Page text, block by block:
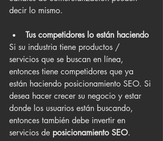
decir lo mismo.
Tus competidores lo están haciendo
Si su industria tiene productos /
servicios que se buscan en línea,
entonces tiene competidores que ya
están haciendo posicionamiento SEO. Si
desea hacer crecer su negocio y estar
donde los usuarios están buscando,
entonces también debe invertir en
servicios de posicionamiento SEO.